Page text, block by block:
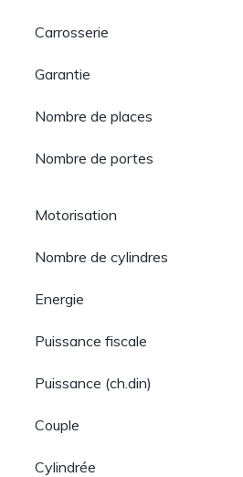
Carrosserie
Garantie
Nombre de places
Nombre de portes
Motorisation
Nombre de cylindres
Energie
Puissance fiscale
Puissance (ch.din)
Couple
Cylindrée